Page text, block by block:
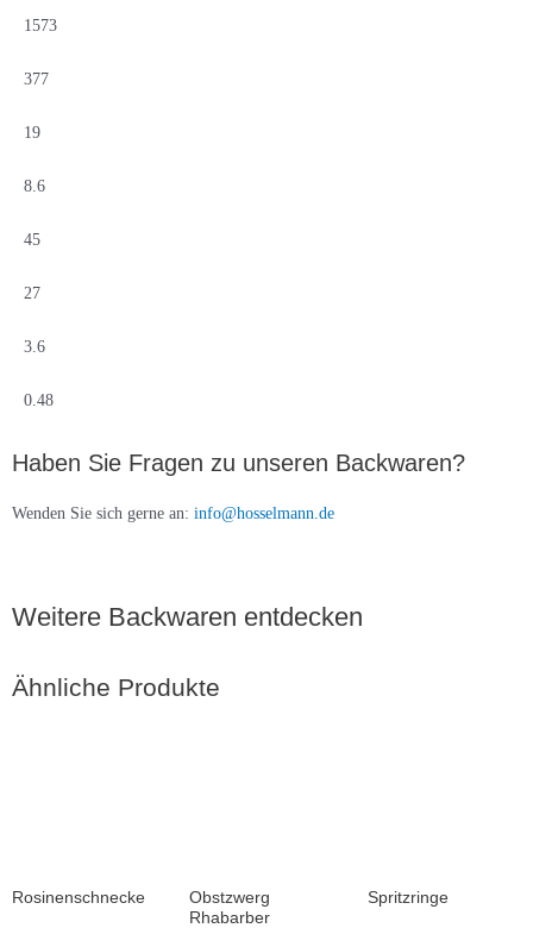
1573
377
19
8.6
45
27
3.6
0.48
Haben Sie Fragen zu unseren Backwaren?
Wenden Sie sich gerne an: info@hosselmann.de
Weitere Backwaren entdecken
Ähnliche Produkte
Rosinenschnecke
Obstzwerg
Rhabarber
Spritzringe